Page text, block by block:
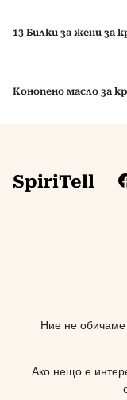
13 Билки за жени за
Конопено масло за
SpiriTell
Ние не обичаме
Ако нещо е